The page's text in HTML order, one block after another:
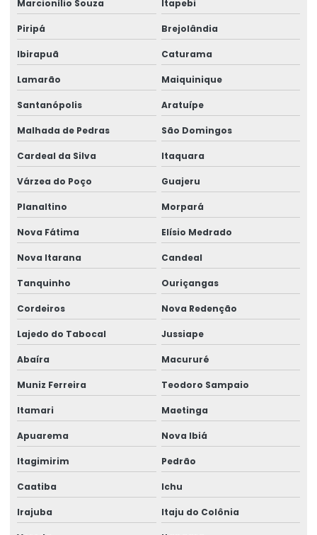
Marcionílio Souza Itapebi
Piripá Brejolândia
Ibirapuã Caturama
Lamarão Maiquinique
Santanópolis Aratuípe
Malhada de Pedras São Domingos
Cardeal da Silva Itaquara
Várzea do Poço Guajeru
Planaltino Morpará
Nova Fátima Elísio Medrado
Nova Itarana Candeal
Tanquinho Ouriçangas
Cordeiros Nova Redenção
Lajedo do Tabocal Jussiape
Abaíra Macururé
Muniz Ferreira Teodoro Sampaio
Itamari Maetinga
Apuarema Nova Ibiá
Itagimirim Pedrão
Caatiba Ichu
Irajuba Itaju do Colônia